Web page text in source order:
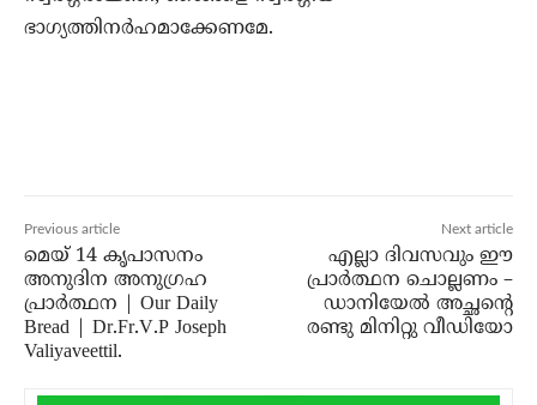
ഭാഗ്യത്തിനര്‍ഹമാക്കേണമേ.
Previous article
മെയ് 14 കൃപാസനം
അനുദിന അനുഗ്രഹ
പ്രാർത്ഥന | Our Daily
Bread | Dr.Fr.V.P Joseph
Valiyaveettil.
Next article
എല്ലാ ദിവസവും ഈ
പ്രാർത്ഥന ചൊല്ലണം –
ഡാനിയേൽ അച്ഛന്റെ
രണ്ടു മിനിറ്റു വീഡിയോ